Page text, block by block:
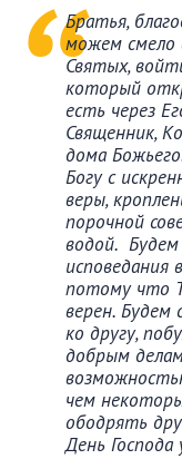
Братья,
можем смело
Святых,
который
есть через
Священник,
дома
Богу с
веры,
порочной
водой.
исповедания
потому что
верен. Будем
ко другу,
добрым
чем
ободрять
День